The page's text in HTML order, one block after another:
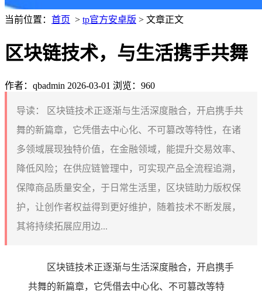
当前位置： 首页 > tp官方安卓版 > 文章正文
区块链技术，与生活携手共舞
作者：qbadmin 2026-03-01 浏览：960
导读：
区块链技术正逐渐与生活深度融合，开启携手共
舞的新篇章，它凭借去中心化、不可篡改等特性，在诸
多领域展现独特价值，在金融领域，能提升交易效率、
降低风险；在供应链管理中，可实现产品全流程追溯，
保障商品质量安全，于日常生活里，区块链助力版权保
护，让创作者权益得到更好维护，随着技术不断发展，
其将持续拓展应用边...
区块链技术正逐渐与生活深度融合，开启携手
共舞的新篇章，它凭借去中心化、不可篡改等特